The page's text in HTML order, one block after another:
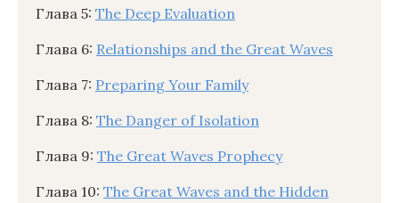
Глава 5: The Deep Evaluation
Глава 6: Relationships and the Great Waves
Глава 7: Preparing Your Family
Глава 8: The Danger of Isolation
Глава 9: The Great Waves Prophecy
Глава 10: The Great Waves and the Hidden